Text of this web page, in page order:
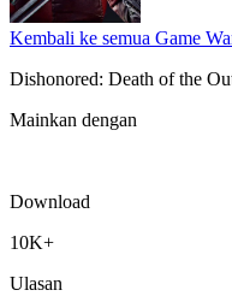
Kembali ke semua Game
Dishonored: Death of the
Mainkan dengan
Download
10K+
Ulasan